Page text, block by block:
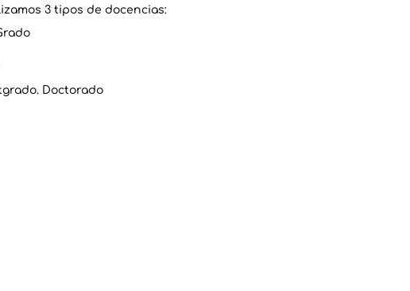
3 tipos de docencias:
Doctorado